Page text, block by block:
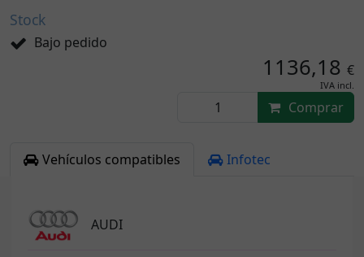
Stock
Bajo pedido
1136,18 €
IVA incl.
Comprar
Vehículos compatibles Infotec
AUDI